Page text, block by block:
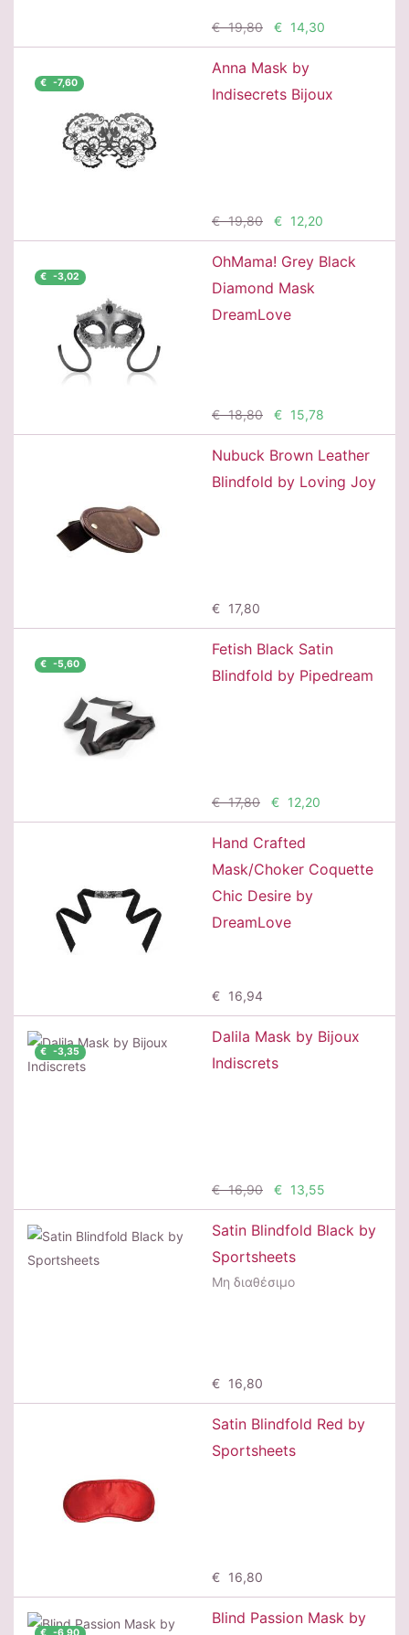
€ 19,80 € 14,30
€ -7,60
Anna Mask by
Indisecrets Bijoux
€ 19,80 € 12,20
€ -3,02
OhMama! Grey Black
Diamond Mask
DreamLove
€ 18,80 € 15,78
Nubuck Brown Leather
Blindfold by Loving Joy
€ 17,80
€ -5,60
Fetish Black Satin
Blindfold by Pipedream
€ 17,80 € 12,20
Hand Crafted
Mask/Choker Coquette
Chic Desire by
DreamLove
€ 16,94
€ -3,35
Dalila Mask by Bijoux
Indiscrets
€ 16,90 € 13,55
Satin Blindfold Black by
Sportsheets
Μη διαθέσιμο
€ 16,80
Satin Blindfold Red by
Sportsheets
€ 16,80
€ -6,90
Blind Passion Mask by